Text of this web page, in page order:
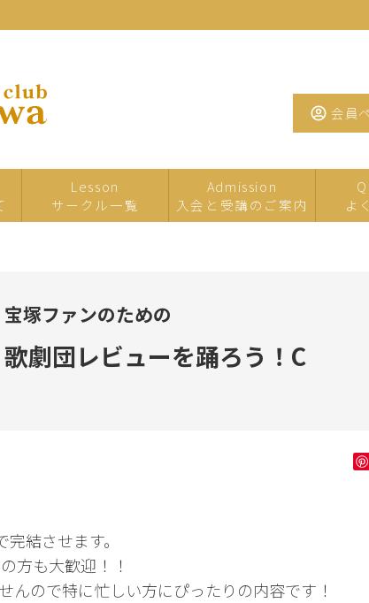
会員
Lesson
サークル一覧
サロン
花・
Admission
入会と受講のご案内
よ
宝塚ファンのための
歌劇団レビューを踊ろう！C
結させます。
方も大歓迎！！
んので特に忙しい方にぴったりの内容です！